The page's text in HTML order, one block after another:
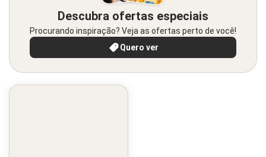
Descubra ofertas especiais
Procurando inspiração? Veja as ofertas perto de você!
Quero ver